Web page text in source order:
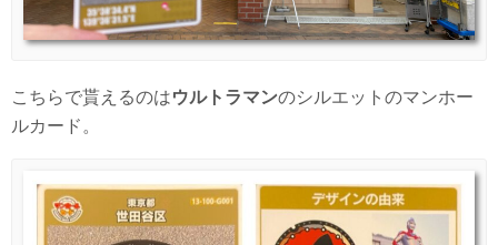
こちらで貰えるのはウルトラマンのシルエットのマンホー
ルカード。